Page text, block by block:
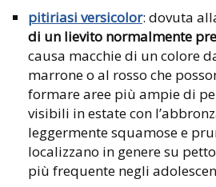
pitiriasi versicolor: dovuta
di un lievito normalmente
causa macchie di un colore
marrone o al rosso che
formare aree più ampie di
visibili in estate con
leggermente squamose e
localizzano in genere su
più frequente negli